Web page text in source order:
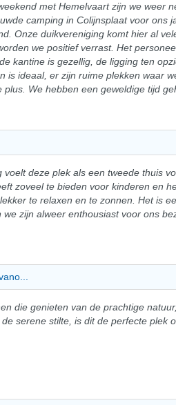
met Hemelvaart zijn we weer
camping in Colijnsplaat voor ons
Onze duikvereniging komt hier al
we positief verrast. Het
kantine is gezellig, de ligging ten
is ideaal, er zijn ruime plekken waar
plus. We hebben een geweldige tijd
voelt deze plek als een tweede thuis
zoveel te bieden voor kinderen en
te relaxen en te zonnen. Het is
we zijn alweer enthousiast voor ons
die genieten van de prachtige
serene stilte, is dit de perfecte plek